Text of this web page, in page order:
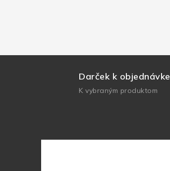
Darček k objednávke
K vybraným produktom